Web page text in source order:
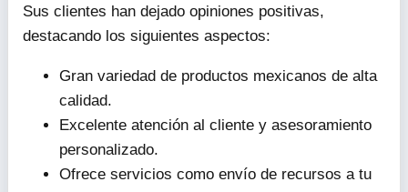
Sus clientes han dejado opiniones positivas,
destacando los siguientes aspectos:
Gran variedad de productos mexicanos de alta
calidad.
Excelente atención al cliente y asesoramiento
personalizado.
Ofrece servicios como envío de recursos a tu